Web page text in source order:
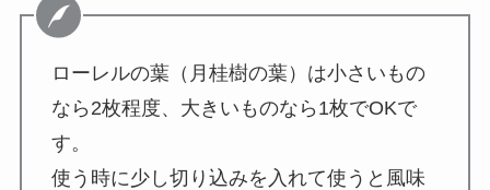
ローレルの葉（月桂樹の葉）は小さいもの
なら2枚程度、大きいものなら1枚でOKで
す。
使う時に少し切り込みを入れて使うと風味